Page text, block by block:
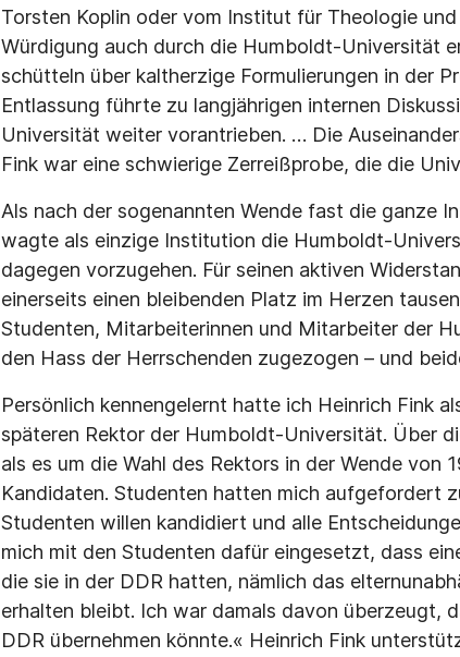
Torsten Koplin oder vom Institut für Theologie
Würdigung auch durch die Humboldt-Universität
schütteln über kaltherzige Formulierungen in der
Entlassung führte zu langjährigen internen
Universität weiter vorantrieben. … Die
Fink war eine schwierige Zerreißprobe, die die
Als nach der sogenannten Wende fast die ganze
wagte als einzige Institution die Humboldt-
dagegen vorzugehen. Für seinen aktiven
einerseits einen bleibenden Platz im Herzen
Studenten, Mitarbeiterinnen und Mitarbeiter der
den Hass der Herrschenden zugezogen – und
Persönlich kennengelernt hatte ich Heinrich Fink
späteren Rektor der Humboldt-Universität. Über
als es um die Wahl des Rektors in der Wende von
Kandidaten. Studenten hatten mich aufgefordert
Studenten willen kandidiert und alle
mich mit den Studenten dafür eingesetzt, dass
die sie in der DDR hatten, nämlich das
erhalten bleibt. Ich war damals davon überzeugt,
DDR übernehmen könnte.« Heinrich Fink